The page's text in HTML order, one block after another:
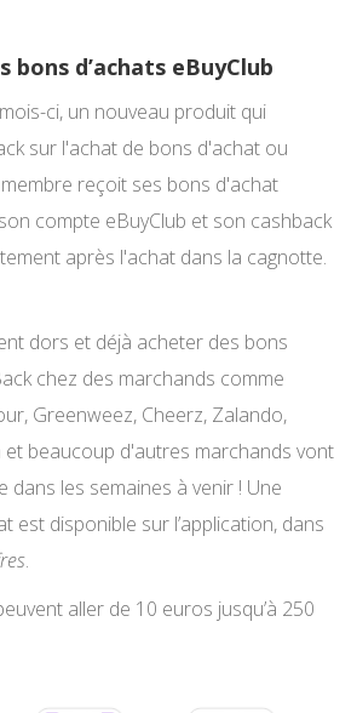
bons d’achats eBuyClub
ci, un nouveau produit qui
sur l'achat de bons d'achat ou
reçoit ses bons d'achat
compte eBuyClub et son cashback
après l'achat dans la cagnotte.
dors et déjà acheter des bons
chez des marchands comme
Greenweez, Cheerz, Zalando,
et beaucoup d'autres marchands vont
dans les semaines à venir ! Une
est disponible sur l’application, dans
.
aller de 10 euros jusqu’à 250